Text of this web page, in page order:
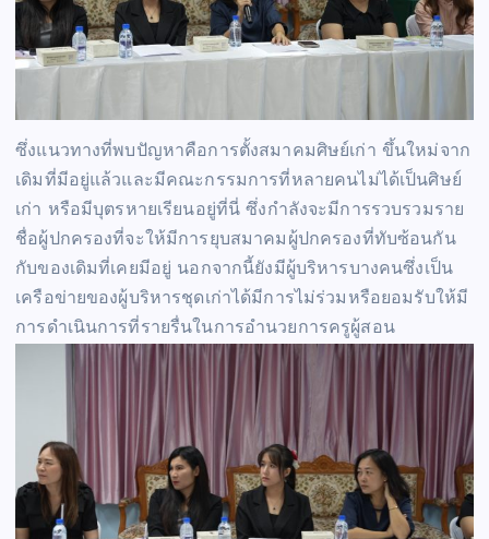
ซึ่งแนวทางที่พบปัญหาคือการตั้งสมาคมศิษย์เก่า ขึ้นใหม่จาก
เดิมที่มีอยู่แล้วและมีคณะกรรมการที่หลายคนไม่ได้เป็นศิษย์
เก่า หรือมีบุตรหายเรียนอยู่ที่นี่ ซึ่งกำลังจะมีการรวบรวมราย
ชื่อผู้ปกครองที่จะให้มีการยุบสมาคมผู้ปกครองที่ทับซ้อนกัน
กับของเดิมที่เคยมีอยู่ นอกจากนี้ยังมีผู้บริหารบางคนซึ่งเป็น
เครือข่ายของผู้บริหารชุดเก่าได้มีการไม่ร่วมหรือยอมรับให้มี
การดำเนินการที่รายรื่นในการอำนวยการครูผู้สอน